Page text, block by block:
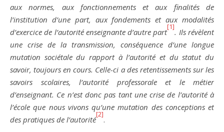
aux normes, aux fonctionnements et aux finalités de
l’institution d’une part, aux fondements et aux modalités
d’exercice de l’autorité enseignante d’autre part
[1]
. Ils révèlent
une crise de la transmission, conséquence d’une longue
mutation sociétale du rapport à l’autorité et du statut du
savoir, toujours en cours. Celle-ci a des retentissements sur les
savoirs scolaires, l’autorité professorale et le métier
d’enseignant. Ce n’est donc pas tant une crise de l’autorité à
l’école que nous vivons qu’une mutation des conceptions et
des pratiques de l’autorité
[2]
.